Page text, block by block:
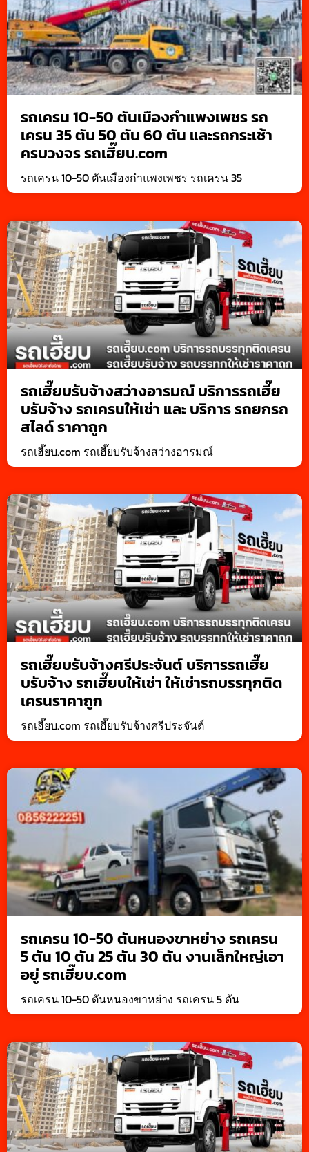
รถเครน 10-50 ตันเมืองกำแพงเพชร รถ
เครน 35 ตัน 50 ตัน 60 ตัน และรถกระเช้า
ครบวงจร รถเฮี๊ยบ.com
รถเครน 10-50 ตันเมืองกำแพงเพชร รถเครน 35
รถเฮี๊ยบรับจ้างสว่างอารมณ์ บริการรถเฮี๊ย
บรับจ้าง รถเครนให้เช่า และ บริการ รถยกรถ
สไลด์ ราคาถูก
รถเฮี๊ยบ.com รถเฮี๊ยบรับจ้างสว่างอารมณ์
รถเฮี๊ยบรับจ้างศรีประจันต์ บริการรถเฮี๊ย
บรับจ้าง รถเฮี๊ยบให้เช่า ให้เช่ารถบรรทุกติด
เครนราคาถูก
รถเฮี๊ยบ.com รถเฮี๊ยบรับจ้างศรีประจันต์
รถเครน 10-50 ตันหนองขาหย่าง รถเครน
5 ตัน 10 ตัน 25 ตัน 30 ตัน งานเล็กใหญ่เอา
อยู่ รถเฮี๊ยบ.com
รถเครน 10-50 ตันหนองขาหย่าง รถเครน 5 ตัน